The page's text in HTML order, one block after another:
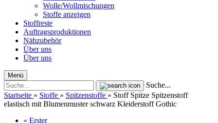
Wolle/Wollmischungen
Stoffe anzeigen
Stoffreste
Auftragsproduktionen
Nähzubehör
Über uns
Über uns
Menü
Suche...
Startseite » Stoffe » Spitzenstoffe » Stoff Spitze Spitzenstoff
elastisch mit Blumenmuster schwarz Kleiderstoff Gothic
« Erster